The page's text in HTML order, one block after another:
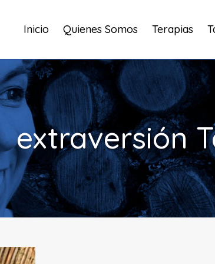
Inicio Quienes Somos Terapias
extraversión